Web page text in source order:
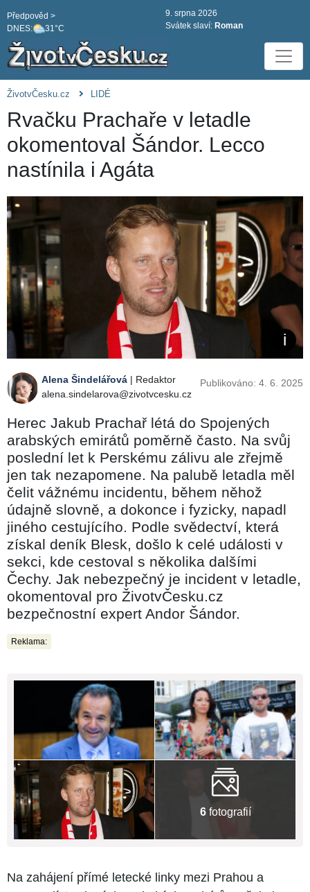
DNES: 31°C
Předpověd >
9. srpna 2026
Svátek slaví: Roman
ŽivotvČesku.cz LIDÉ
Rvačku Prachaře v letadle
okomentoval Šándor. Lecco
nastínila i Agáta
Alena Šindelářová | Redaktor
alena.sindelarova@zivotvcesku.cz
Publikováno: 4. 6. 2025
Herec Jakub Prachař létá do Spojených
arabských emirátů poměrně často. Na svůj
poslední let k Perskému zálivu ale zřejmě
jen tak nezapomene. Na palubě letadla měl
čelit vážnému incidentu, během něhož
údajně slovně, a dokonce i fyzicky, napadl
jiného cestujícího. Podle svědectví, která
získal deník Blesk, došlo k celé události v
sekci, kde cestoval s několika dalšími
Čechy. Jak nebezpečný je incident v letadle,
okomentoval pro ŽivotvČesku.cz
bezpečnostní expert Andor Šándor.
Reklama:
6fotografií
Na zahájení přímé letecké linky mezi Prahou a